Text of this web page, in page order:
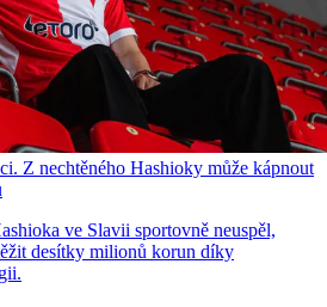
Z nechtěného Hashioky může kápnout
ve Slavii sportovně neuspěl,
desítky milionů korun díky